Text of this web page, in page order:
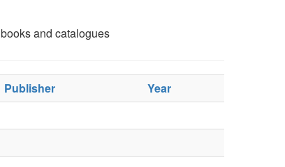
books and catalogues
Publisher
Year